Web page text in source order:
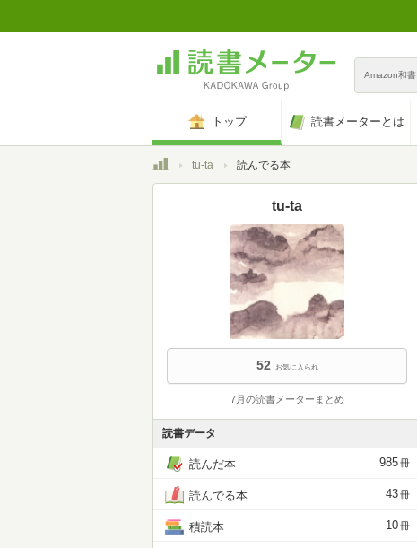
Amazon和書
トップ 読書メーターとは
トップtu-ta 読んでる本
tu-ta
52 お気に入られ
7月の読書メーターまとめ
読書データ
読んだ本 985冊
読んでる本 43冊
積読本 10冊